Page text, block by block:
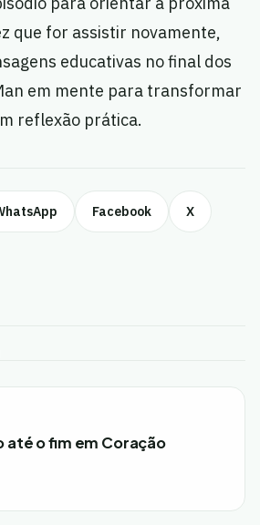
que for assistir novamente,
educativas no final dos
em mente para transformar
reflexão prática.
Facebook X
até o fim em Coração